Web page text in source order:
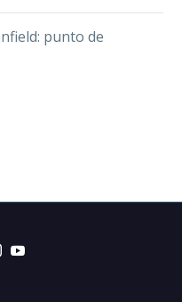
punto de